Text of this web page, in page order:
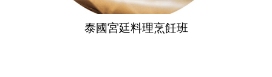
泰國宮廷料理烹飪班